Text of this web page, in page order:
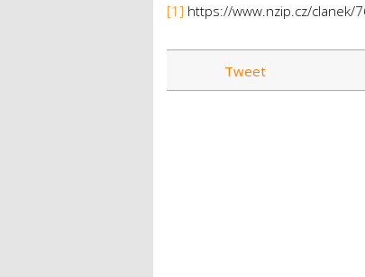
[1] https://www.nzip.cz/clanek/
Tweet